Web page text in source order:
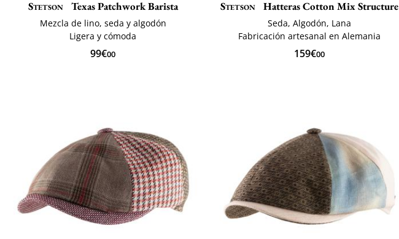
Stetson Texas Patchwork Barista
Mezcla de lino, seda y algodón
Ligera y cómoda
99€00
Stetson Hatteras Cotton Mix Structure
Seda, Algodón, Lana
Fabricación artesanal en Alemania
159€00